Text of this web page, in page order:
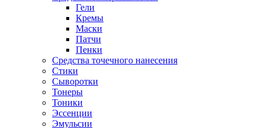
Гели
Кремы
Маски
Патчи
Пенки
Средства точечного нанесения
Стики
Сыворотки
Тонеры
Тоники
Эссенции
Эмульсии